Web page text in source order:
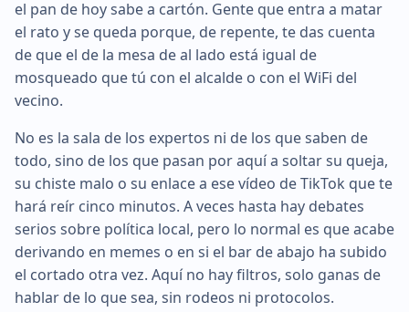
el pan de hoy sabe a cartón. Gente que entra a matar
el rato y se queda porque, de repente, te das cuenta
de que el de la mesa de al lado está igual de
mosqueado que tú con el alcalde o con el WiFi del
vecino.
No es la sala de los expertos ni de los que saben de
todo, sino de los que pasan por aquí a soltar su queja,
su chiste malo o su enlace a ese vídeo de TikTok que te
hará reír cinco minutos. A veces hasta hay debates
serios sobre política local, pero lo normal es que acabe
derivando en memes o en si el bar de abajo ha subido
el cortado otra vez. Aquí no hay filtros, solo ganas de
hablar de lo que sea, sin rodeos ni protocolos.